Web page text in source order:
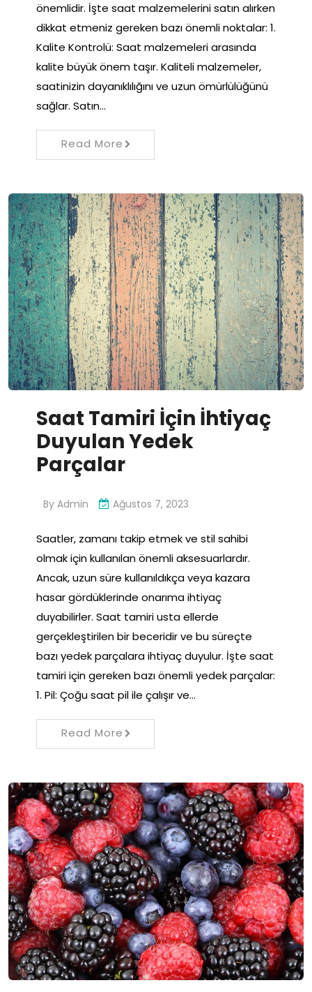
önemlidir. İşte saat malzemelerini satın alırken
dikkat etmeniz gereken bazı önemli noktalar: 1.
Kalite Kontrolü: Saat malzemeleri arasında
kalite büyük önem taşır. Kaliteli malzemeler,
saatinizin dayanıklılığını ve uzun ömürlülüğünü
sağlar. Satın…
Read More
Saat Tamiri İçin İhtiyaç
Duyulan Yedek
Parçalar
By Admin Ağustos 7, 2023
Saatler, zamanı takip etmek ve stil sahibi
olmak için kullanılan önemli aksesuarlardır.
Ancak, uzun süre kullanıldıkça veya kazara
hasar gördüklerinde onarıma ihtiyaç
duyabilirler. Saat tamiri usta ellerde
gerçekleştirilen bir beceridir ve bu süreçte
bazı yedek parçalara ihtiyaç duyulur. İşte saat
tamiri için gereken bazı önemli yedek parçalar:
1. Pil: Çoğu saat pil ile çalışır ve…
Read More